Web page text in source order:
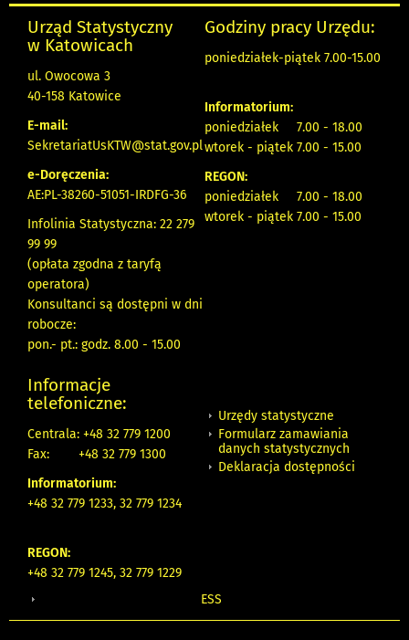
Urząd Statystyczny
w Katowicach
ul. Owocowa 3
40-158 Katowice
E-mail:
SekretariatUsKTW@stat.gov.pl
e-Doręczenia:
AE:PL-38260-51051-IRDFG-36
Infolinia Statystyczna: 22 279
99 99
(opłata zgodna z taryfą
operatora)
Konsultanci są dostępni w dni
robocze:
pon.- pt.: godz. 8.00 - 15.00
Godziny pracy Urzędu:
poniedziałek-piątek 7.00-15.00
Informatorium:
poniedziałek 7.00 - 18.00
wtorek - piątek 7.00 - 15.00
REGON:
poniedziałek 7.00 - 18.00
wtorek - piątek 7.00 - 15.00
Informacje
telefoniczne:
Centrala: +48 32 779 1200
Fax:
+48 32 779 1300
Informatorium:
+48 32 779 1233, 32 779 1234
REGON:
+48 32 779 1245, 32 779 1229
Urzędy statystyczne
Formularz zamawiania
danych statystycznych
Deklaracja dostępności
ESS